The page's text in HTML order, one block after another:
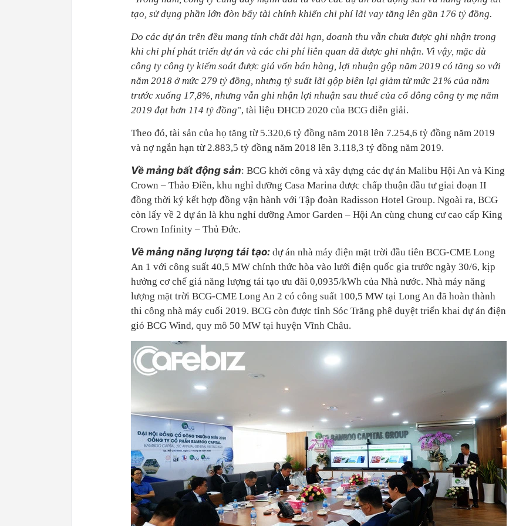
tạo, sử dụng phần lớn đòn bẩy tài chính khiến chi phí lãi vay tăng lên gần 176 tỷ đồng.
Do các dự án trên đều mang tính chất dài hạn, doanh thu vẫn chưa được ghi nhận trong
khi chi phí phát triển dự án và các chi phí liên quan đã được ghi nhận. Vì vậy, mặc dù
công ty công ty kiểm soát được giá vốn bán hàng, lợi nhuận gộp năm 2019 có tăng so với
năm 2018 ở mức 279 tỷ đồng, nhưng tỷ suất lãi gộp biên lại giảm từ mức 21% của năm
trước xuống 17,8%, nhưng vẫn ghi nhận lợi nhuận sau thuế của cổ đông công ty mẹ năm
2019 đạt hơn 114 tỷ đồng", tài liệu ĐHCĐ 2020 của BCG diễn giải.
Theo đó, tài sản của họ tăng từ 5.320,6 tỷ đồng năm 2018 lên 7.254,6 tỷ đồng năm 2019
và nợ ngắn hạn từ 2.883,5 tỷ đồng năm 2018 lên 3.118,3 tỷ đồng năm 2019.
Về mảng bất động sản: BCG khởi công và xây dựng các dự án Malibu Hội An và King
Crown – Thảo Điền, khu nghỉ dưỡng Casa Marina được chấp thuận đầu tư giai đoạn II
đồng thời ký kết hợp đồng vận hành với Tập đoàn Radisson Hotel Group. Ngoài ra, BCG
còn lấy về 2 dự án là khu nghỉ dưỡng Amor Garden – Hội An cùng chung cư cao cấp King
Crown Infinity – Thủ Đức.
Về mảng năng lượng tái tạo: dự án nhà máy điện mặt trời đầu tiên BCG-CME Long
An 1 với công suất 40,5 MW chính thức hòa vào lưới điện quốc gia trước ngày 30/6, kịp
hưởng cơ chế giá năng lượng tái tạo ưu đãi 0,0935/kWh của Nhà nước. Nhà máy năng
lượng mặt trời BCG-CME Long An 2 có công suất 100,5 MW tại Long An đã hoàn thành
thi công nhà máy cuối 2019. BCG còn được tỉnh Sóc Trăng phê duyệt triển khai dự án điện
gió BCG Wind, quy mô 50 MW tại huyện Vĩnh Châu.